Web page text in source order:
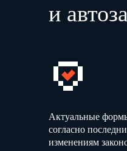
и
Актуальные
согласно
изменениям